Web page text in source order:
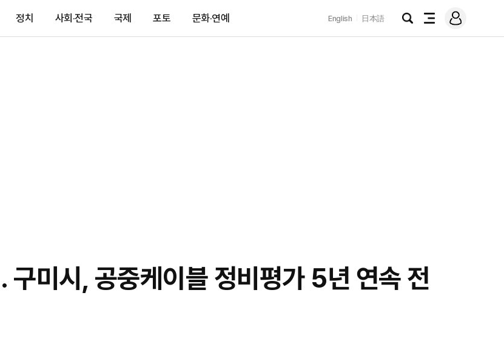
정치 사회·전국 국제 포토 문화·연예 English 日本語
검
전
메
그
미시, 공중케이블 정비평가 5년 연속 전